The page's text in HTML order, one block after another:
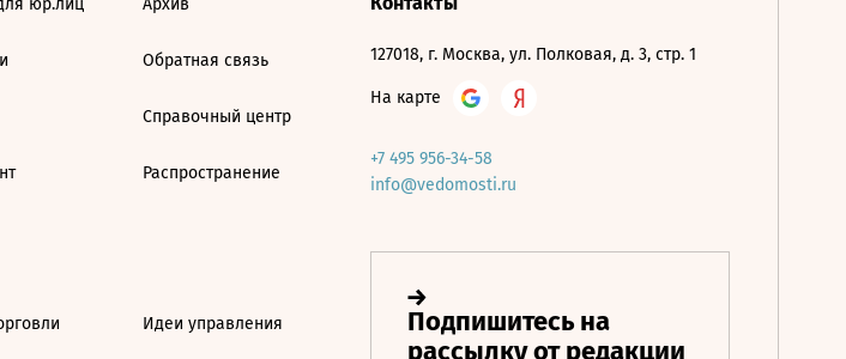
юр.лиц Архив
Обратная связь
Справочный центр
Распространение
Идеи управления
127018, г. Москва, ул. Полковая, д. 3, стр. 1
На карте
+7 495 956-34-58
info@vedomosti.ru